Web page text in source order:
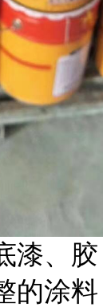
漆、胶
的涂料